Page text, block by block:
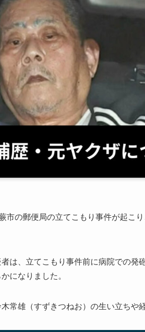
市の郵便局の立てこもり事件が起こ
は、立てこもり事件前に病院での発
になりました。
常雄（すずきつねお）の生い立ちや